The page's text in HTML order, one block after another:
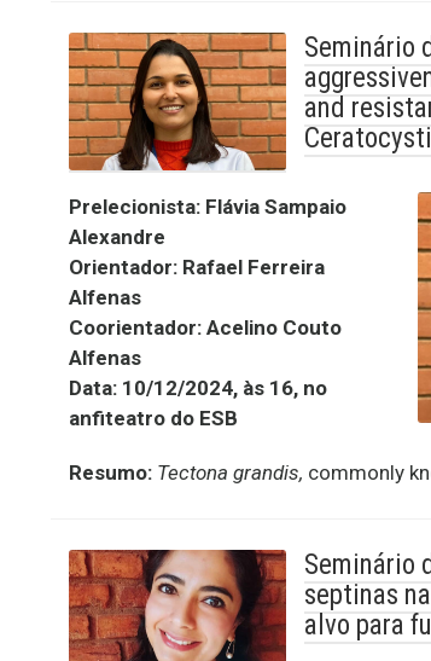
Seminário
and
Prelecionista: Flávia Sampaio
Alexandre
Orientador: Rafael Ferreira
Alfenas
Coorientador: Acelino Couto
Alfenas
Data: 10/12/2024, às 16, no
anfiteatro do ESB
Resumo: Tectona grandis, commonly
Seminário
septinas
alvo para